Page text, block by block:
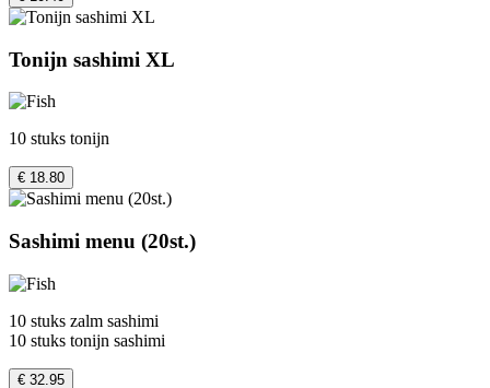
Tonijn sashimi XL
10 stuks tonijn
€ 18.80
Sashimi menu (20st.)
10 stuks zalm sashimi
10 stuks tonijn sashimi
€ 32.95